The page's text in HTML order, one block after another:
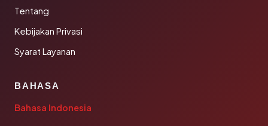
Tentang
Kebijakan Privasi
Syarat Layanan
BAHASA
Bahasa Indonesia